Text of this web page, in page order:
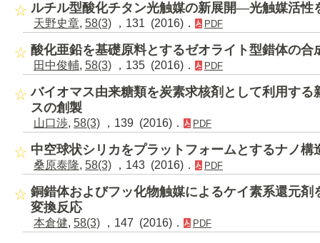
ルチル型酸化チタン光触媒の新展開―光触媒活
天野史章, 58(3) ，131 (2016)． PDF
酸化亜鉛を基礎原料とするゼオライト型錯体の合
田中俊輔, 58(3) ，135 (2016)． PDF
バイオマス由来糖類を炭素求核剤として利用する
スの創製
山口渉, 58(3) ，139 (2016)． PDF
中空球状シリカをプラットフォームとするナノ構
桑原泰隆, 58(3) ，143 (2016)． PDF
銅錯体およびフッ化物触媒によるケイ素系還元剤
変換反応
本倉健, 58(3) ，147 (2016)． PDF